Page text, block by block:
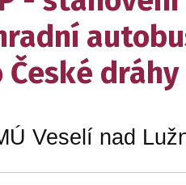
České dráhy
Veselí nad